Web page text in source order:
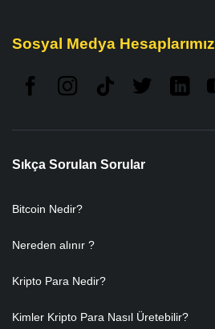
Sosyal Medya Hesaplarımız
Sıkça Sorulan Sorular
Bitcoin Nedir?
Nereden alınır ?
Kripto Para Nedir?
Kimler Kripto Para Nasıl Üretebilir?